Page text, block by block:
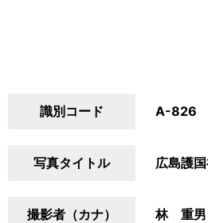
識別コード A-826
写真タイトル 広島護
撮影者（カナ） 林 重男